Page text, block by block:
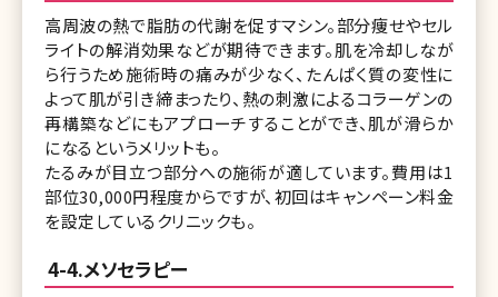
高周波の熱で脂肪の代謝を促すマシン。部分痩せやセル
ライトの解消効果などが期待できます。肌を冷却しなが
ら行うため施術時の痛みが少なく、たんぱく質の変性に
よって肌が引き締まったり、熱の刺激によるコラーゲンの
再構築などにもアプローチすることができ、肌が滑らか
になるというメリットも。
たるみが目立つ部分への施術が適しています。費用は1
部位30,000円程度からですが、初回はキャンペーン料金
を設定しているクリニックも。
4-4.メソセラピー